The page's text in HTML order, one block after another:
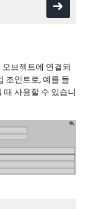
브젝트에 연결되
조인트로, 예를 들
때 사용할 수 있습니